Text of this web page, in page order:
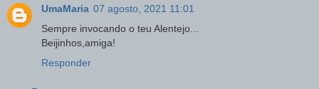
UmaMaria 07 agosto, 2021 11:01
Sempre invocando o teu Alentejo...
Beijinhos,amiga!
Responder